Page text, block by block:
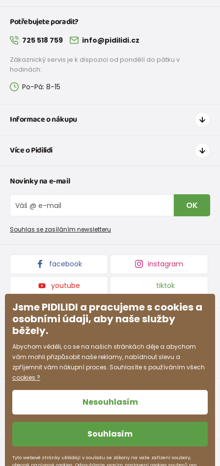
Potřebujete poradit?
725 518 759 info@pidilidi.cz
Zákaznický servis je k dispozici od pondělí do pátku v
hodinách:
Po-Pá: 8-15
Informace o nákupu
Doprava a platba
Tabulka velikostí obuvi
Vrácení zboží a reklamace
Reklamační řád
Více o Pidilidi
O nás
Velkoobchod PiDiLiDi
Affiliate program
Kolekce zboží
Novinky na e-mail
OK
Souhlas se zasíláním newsletteru
facebook instagram
youtube tiktok
Jsme PIDILIDI a pracujeme s cookies a
osobními údaji, aby naše služby
běžely.
Abychom věděli, co se na našich stránkách děje a abychom
vám mohli přizpůsobit naše reklamy, nabídnout slevu a
zpříjemnit vám nákupní proces. Souhlasíte s používáním všech
cookies ?
Nesouhlasím
Souhlasím
Tyto webové stránky ukládají v souladu se zákony na vaše zařízení soubory,